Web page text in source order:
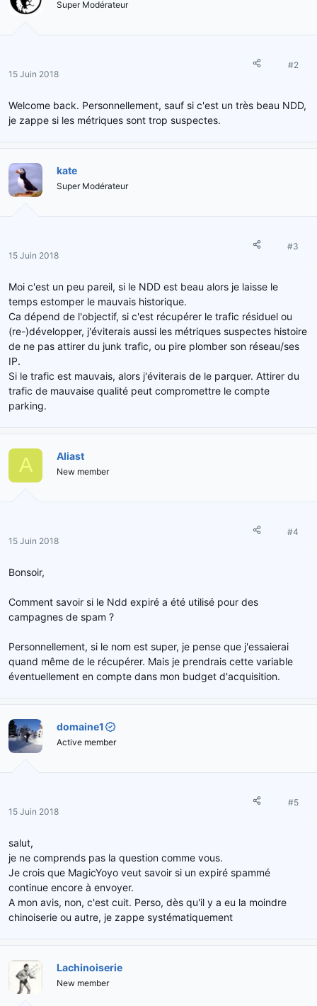
Super Modérateur
15 Juin 2018
#2
Welcome back. Personnellement, sauf si c'est un très beau NDD,
je zappe si les métriques sont trop suspectes.
kate
Super Modérateur
15 Juin 2018
#3
Moi c'est un peu pareil, si le NDD est beau alors je laisse le
temps estomper le mauvais historique.
Ca dépend de l'objectif, si c'est récupérer le trafic résiduel ou
(re-)développer, j'éviterais aussi les métriques suspectes histoire
de ne pas attirer du junk trafic, ou pire plomber son réseau/ses
IP.
Si le trafic est mauvais, alors j'éviterais de le parquer. Attirer du
trafic de mauvaise qualité peut compromettre le compte
parking.
A Aliast
New member
15 Juin 2018
#4
Bonsoir,
Comment savoir si le Ndd expiré a été utilisé pour des
campagnes de spam ?
Personnellement, si le nom est super, je pense que j'essaierai
quand même de le récupérer. Mais je prendrais cette variable
éventuellement en compte dans mon budget d'acquisition.
domaine1
Active member
15 Juin 2018
#5
salut,
je ne comprends pas la question comme vous.
Je crois que MagicYoyo veut savoir si un expiré spammé
continue encore à envoyer.
A mon avis, non, c'est cuit. Perso, dès qu'il y a eu la moindre
chinoiserie ou autre, je zappe systématiquement
Lachinoiserie
New member